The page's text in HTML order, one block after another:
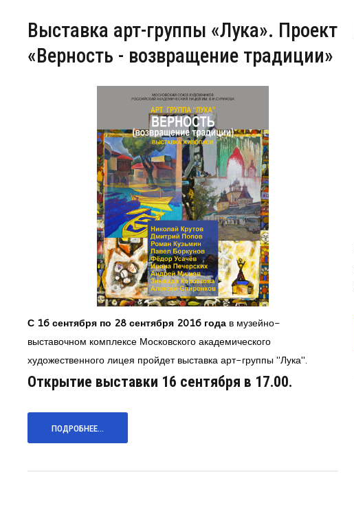
Выставка арт-группы «Лука». Проект
«Верность - возвращение традиции»
С 16 сентября по 28 сентября 2016 года в музейно-
выставочном комплексе Московского академического
художественного лицея пройдет выставка арт-группы "Лука".
Открытие выставки 16 сентября в 17.00.
ПОДРОБНЕЕ...